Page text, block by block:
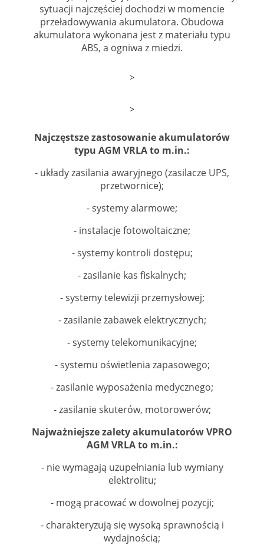
sytuacji najczęściej dochodzi w momencie
przeładowywania akumulatora. Obudowa
akumulatora wykonana jest z materiału typu
ABS, a ogniwa z miedzi.
>
>
Najczęstsze zastosowanie akumulatorów
typu AGM VRLA to m.in.:
- układy zasilania awaryjnego (zasilacze UPS,
przetwornice);
- systemy alarmowe;
- instalacje fotowoltaiczne;
- systemy kontroli dostępu;
- zasilanie kas fiskalnych;
- systemy telewizji przemysłowej;
- zasilanie zabawek elektrycznych;
- systemy telekomunikacyjne;
- systemu oświetlenia zapasowego;
- zasilanie wyposażenia medycznego;
- zasilanie skuterów, motorowerów;
Najważniejsze zalety akumulatorów VPRO
AGM VRLA to m.in.:
- nie wymagają uzupełniania lub wymiany
elektrolitu;
- mogą pracować w dowolnej pozycji;
- charakteryzują się wysoką sprawnością i
wydajnością;